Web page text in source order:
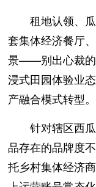
租地认领、瓜
套集体经济餐厅
景——别出心裁的
浸式田园体验业
产融合模式转型。
针对辖区西瓜
品存在的品牌度
托乡村集体经济